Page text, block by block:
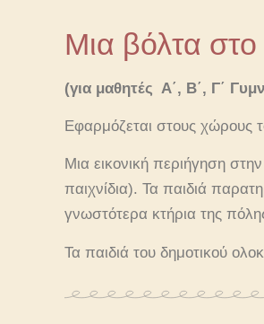
Μια βόλτα στο
(για μαθητές Α΄, Β΄, Γ΄
Εφαρμόζεται στους χώρους
Μια εικονική περιήγηση
παιχνίδια). Τα παιδιά
γνωστότερα κτήρια της
Τα παιδιά του δημοτικού